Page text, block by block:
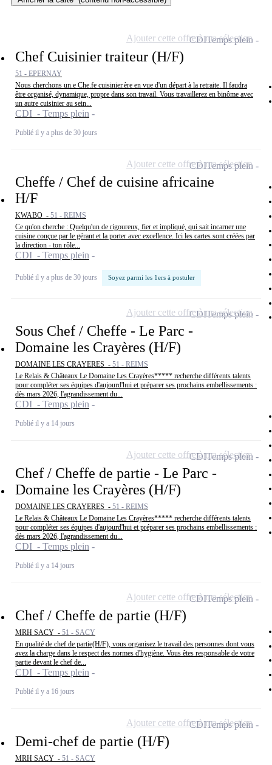
Chef Cuisinier traiteur (H/F)
51 - EPERNAY
Nous cherchons un.e Che.fe cuisinier.ère en vue d'un départ à la retraite. Il faudra
être organisé, dynamique, propre dans son travail. Vous travaillerez en binôme avec
un autre cuisinier au sein...
CDI - Temps plein
Publié il y a plus de 30 jours
CDITemps plein
Ajouter cette offre à ma sélection
Cheffe / Chef de cuisine africaine
H/F
KWABO - 51 - REIMS
Ce qu'on cherche : Quelqu'un de rigoureux, fier et impliqué, qui sait incarner une
cuisine conçue par le gérant et la porter avec excellence. Ici les cartes sont créées par
la direction - ton rôle...
CDI - Temps plein
Publié il y a plus de 30 jours Soyez parmi les 1ers à postuler
CDITemps plein
Ajouter cette offre à ma sélection
Sous Chef / Cheffe - Le Parc -
Domaine les Crayères (H/F)
DOMAINE LES CRAYERES - 51 - REIMS
Le Relais & Châteaux Le Domaine Les Crayères***** recherche différents talents
pour compléter ses équipes d'aujourd'hui et préparer ses prochains embellissements :
dès mars 2026, l'agrandissement du...
CDI - Temps plein
Publié il y a 14 jours
CDITemps plein
Ajouter cette offre à ma sélection
Chef / Cheffe de partie - Le Parc -
Domaine les Crayères (H/F)
DOMAINE LES CRAYERES - 51 - REIMS
Le Relais & Châteaux Le Domaine Les Crayères***** recherche différents talents
pour compléter ses équipes d'aujourd'hui et préparer ses prochains embellissements :
dès mars 2026, l'agrandissement du...
CDI - Temps plein
Publié il y a 14 jours
CDITemps plein
Ajouter cette offre à ma sélection
Chef / Cheffe de partie (H/F)
MRH SACY - 51 - SACY
En qualité de chef de partie(H/F), vous organisez le travail des personnes dont vous
avez la charge dans le respect des normes d'hygiène. Vous êtes responsable de votre
partie devant le chef de...
CDI - Temps plein
Publié il y a 16 jours
CDITemps plein
Ajouter cette offre à ma sélection
Demi-chef de partie (H/F)
MRH SACY - 51 - SACY
CDITemps plein
Ajouter cette offre à ma sélection